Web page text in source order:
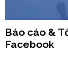
Báo cáo &
Facebook